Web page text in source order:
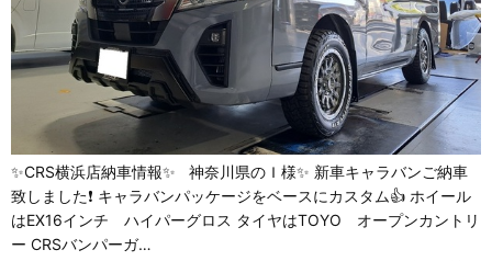
✨CRS横浜店納車情報✨ 神奈川県のＩ様✨ 新車キャラバンご納車
致しました❗ キャラバンパッケージをベースにカスタム👍 ホイール
はEX16インチ ハイパーグロス タイヤはTOYO オープンカントリ
ー CRSバンパーガ…